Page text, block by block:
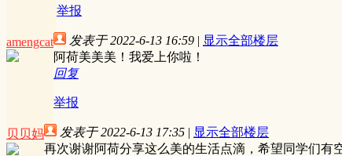
举报
amengcat 发表于 2022-6-13 16:59 | 显示全部楼层
阿荷美美美！我爱上你啦！
回复
举报
贝贝妈 发表于 2022-6-13 17:35 | 显示全部楼层
再次谢谢阿荷分享这么美的生活点滴，希望同学们有